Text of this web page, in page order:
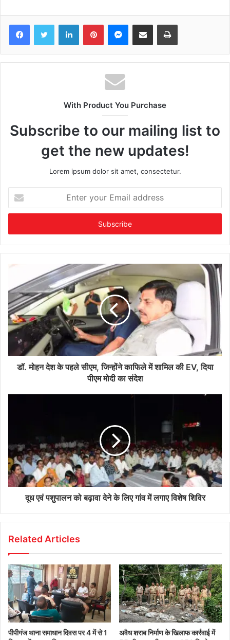
FacebookTwitter LinkedInPinterestMessenger
Share via Email Print
With Product You Purchase
Subscribe to our mailing list to
get the new updates!
Lorem ipsum dolor sit amet, consectetur.
your
Email
डॉ. मोहन देश के पहले सीएम, जिन्होंने काफिले में शामिल की EV, दिया
पीएम मोदी का संदेश
दूध एवं पशुपालन को बढ़ावा देने के लिए गांव में लगाए विशेष शिविर
Related Articles
पीपीगंज थाना समाधान दिवस पर 4 में से 1
अवैध शराब निर्माण के खिलाफ कार्रवाई में